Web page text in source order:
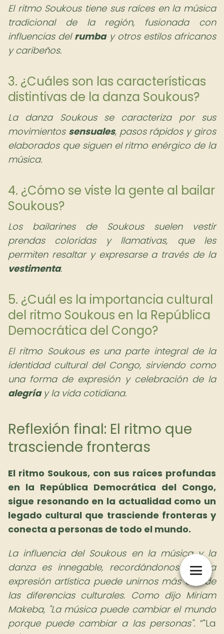
El ritmo Soukous tiene sus raíces en la música
tradicional de la región, fusionada con
influencias del rumbay otros estilos africanos
y caribeños.
3. ¿Cuáles son las características
distintivas de la danza Soukous?
La danza Soukous se caracteriza por sus
movimientos sensuales, pasos rápidos y giros
elaborados que siguen el ritmo enérgico de la
música.
4. ¿Cómo se viste la gente al bailar
Soukous?
Los bailarines de Soukous suelen vestir
prendas coloridas y llamativas, que les
permiten resaltar y expresarse a través de la
vestimenta.
5. ¿Cuál es la importancia cultural
del ritmo Soukous en la República
Democrática del Congo?
El ritmo Soukous es una parte integral de la
identidad cultural del Congo, sirviendo como
una forma de expresión y celebración de la
alegríay la vida cotidiana.
Reflexión final: El ritmo que
trasciende fronteras
El ritmo Soukous, con sus raíces profundas
en la República Democrática del Congo,
sigue resonando en la actualidad como un
legado cultural que trasciende fronteras y
conecta a personas de todo el mundo.
La influencia del Soukous en la música y la
danza es innegable, recordándonos que la
expresión artística puede unirnos más allá de
las diferencias culturales. Como dijo Miriam
Makeba, "La música puede cambiar el mundo
porque puede cambiar a las personas".
"La